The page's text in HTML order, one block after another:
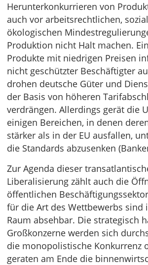
Herunterkonkurrieren von
auch vor arbeitsrechtlichen,
ökologischen
Produktion nicht Halt machen.
Produkte mit niedrigen Preisen
nicht geschützter Beschäftigter
drohen deutsche Güter und
der Basis von höheren
verdrängen. Allerdings gerät die
einigen Bereichen, in denen
stärker als in der EU ausfallen,
die Standards abzusenken
Zur Agenda dieser
Liberalisierung zählt auch die
öffentlichen
für die Art des Wettbewerbs sind
Raum absehbar. Die strategisch
Großkonzerne werden sich
die monopolistische Konkurrenz
geraten am Ende die